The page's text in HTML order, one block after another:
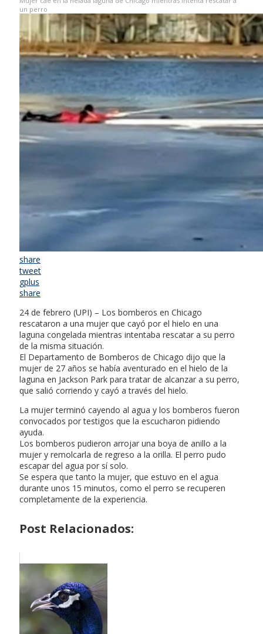
un perro
share
tweet
gplus
share
24 de febrero (UPI) – Los bomberos en Chicago
rescataron a una mujer que cayó por el hielo en una
laguna congelada mientras intentaba rescatar a su perro
de la misma situación.
El Departamento de Bomberos de Chicago dijo que la
mujer de 27 años se había aventurado en el hielo de la
laguna en Jackson Park para tratar de alcanzar a su perro,
que salió corriendo y cayó a través del hielo.
La mujer terminó cayendo al agua y los bomberos fueron
convocados por testigos que la escucharon pidiendo
ayuda.
Los bomberos pudieron arrojar una boya de anillo a la
mujer y remolcarla de regreso a la orilla. El perro pudo
escapar del agua por sí solo.
Se espera que tanto la mujer, que estuvo en el agua
durante unos 15 minutos, como el perro se recuperen
completamente de la experiencia.
Post Relacionados: